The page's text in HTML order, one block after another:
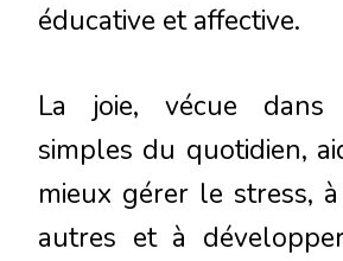
éducative et affective.
La joie, vécue dans
simples du quotidien,
mieux gérer le stress, à
autres et à